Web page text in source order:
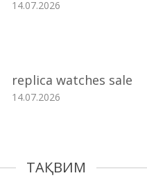
14.07.2026
replica watches sale
14.07.2026
ТАҚВИМ